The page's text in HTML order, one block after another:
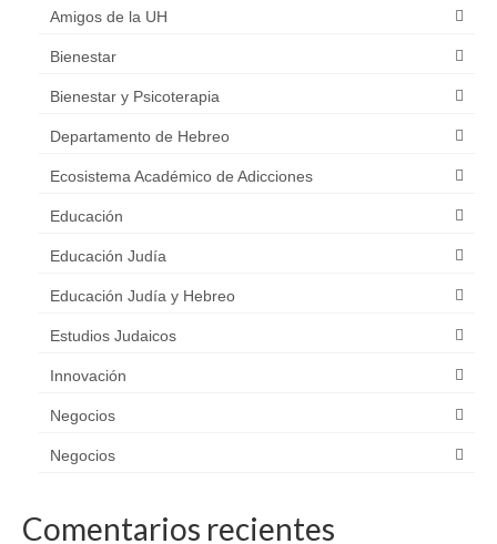
Amigos de la UH
Bienestar
Bienestar y Psicoterapia
Departamento de Hebreo
Ecosistema Académico de Adicciones
Educación
Educación Judía
Educación Judía y Hebreo
Estudios Judaicos
Innovación
Negocios
Negocios
Comentarios recientes